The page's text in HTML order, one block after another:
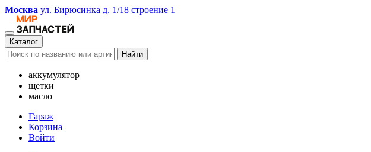
Москва ул. Бирюсинка д. 1/18 строение 1
Каталог
Найти
аккумулятор
щетки
масло
Гараж
Корзина
Войти